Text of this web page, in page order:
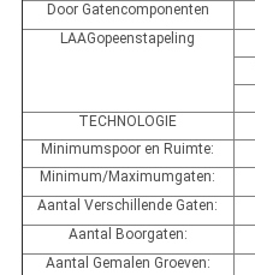
Door Gatencomponenten
LAAGopeenstapeling
TECHNOLOGIE
Minimumspoor en Ruimte:
Minimum/Maximumgaten:
Aantal Verschillende Gaten:
Aantal Boorgaten:
Aantal Gemalen Groeven: